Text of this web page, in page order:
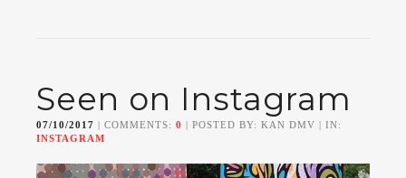
Seen on Instagram
07/10/2017 | COMMENTS: 0 | POSTED BY: KAN DMV | IN:
INSTAGRAM